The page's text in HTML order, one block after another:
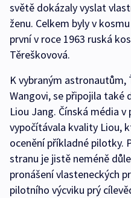
světě dokázaly vyslat
ženu. Celkem byly v
první v roce 1963 ruská
Těreškovová.
K vybraným astronautům,
Wangovi, se připojila také
Liou Jang. Čínská média v
vypočítávala kvality Liou,
ocenění příkladné pilotky.
stranu je jistě neméně
pronášení vlasteneckých
pilotního výcviku prý